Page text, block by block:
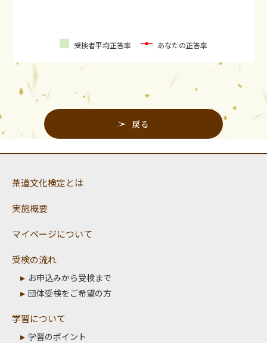
受検者平均正答率 あなたの正答率
戻る
茶道文化検定とは
実施概要
マイページについて
受検の流れ
お申込みから受検まで
団体受検をご希望の方
学習について
学習のポイント